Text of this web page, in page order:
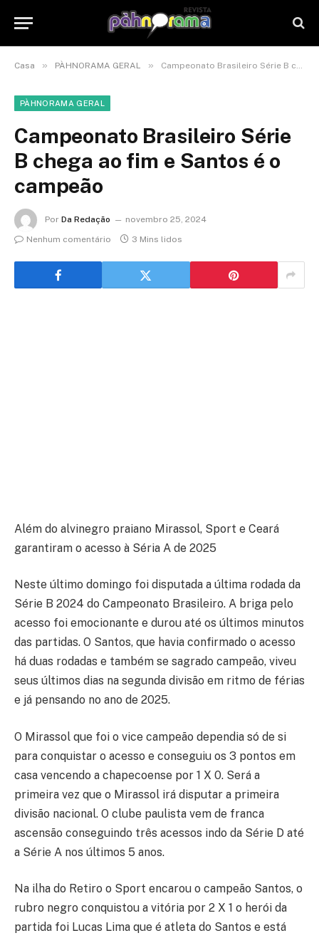
Casa » PÀHNORAMA GERAL » Campeonato Brasileiro Série B chega ao fim e Santos é o campeão
PÀHNORAMA GERAL
Campeonato Brasileiro Série
B chega ao fim e Santos é o
campeão
Por Da Redação
novembro 25, 2024
Nenhum comentário
3 Mins lidos
Além do alvinegro praiano Mirassol, Sport e Ceará
garantiram o acesso à Séria A de 2025
Neste último domingo foi disputada a última rodada da
Série B 2024 do Campeonato Brasileiro. A briga pelo
acesso foi emocionante e durou até os últimos minutos
das partidas. O Santos, que havia confirmado o acesso
há duas rodadas e também se sagrado campeão, viveu
seus últimos dias na segunda divisão em ritmo de férias
e já pensando no ano de 2025.
O Mirassol que foi o vice campeão dependia só de si
para conquistar o acesso e conseguiu os 3 pontos em
casa vencendo a chapecoense por 1 X 0. Será a
primeira vez que o Mirassol irá disputar a primeira
divisão nacional. O clube paulista vem de franca
ascensão conseguindo três acessos indo da Série D até
a Série A nos últimos 5 anos.
Na ilha do Retiro o Sport encarou o campeão Santos, o
rubro negro conquistou a vitória por 2 X 1 o herói da
partida foi Lucas Lima que é atleta do Santos e está